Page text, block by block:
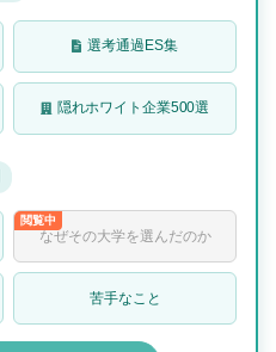
選考通過ES集
隠れホワイト企業500選
なぜその大学を選んだのか
苦手なこと